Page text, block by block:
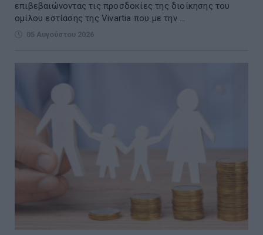
επιβεβαιώνοντας τις προσδοκίες της διοίκησης του
ομίλου εστίασης της Vivartia που με την ...
05 Αυγούστου 2026